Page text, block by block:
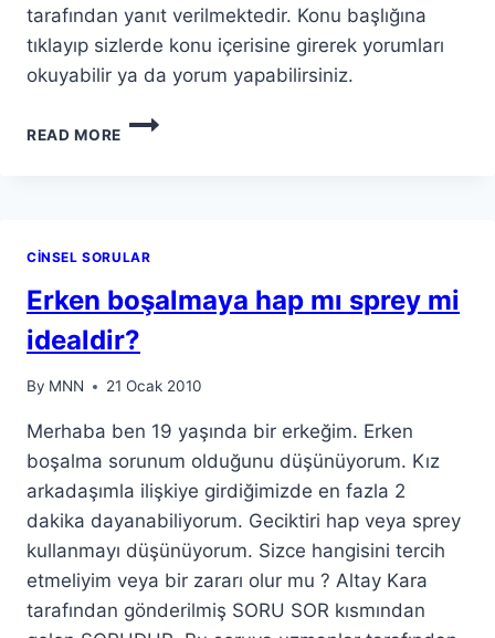
tarafından yanıt verilmektedir. Konu başlığına
tıklayıp sizlerde konu içerisine girerek yorumları
okuyabilir ya da yorum yapabilirsiniz.
READ MORE
CINSEL SORULAR
Erken boşalmaya hap mı sprey mi
idealdir?
By MNN 21 Ocak 2010
Merhaba ben 19 yaşında bir erkeğim. Erken
boşalma sorunum olduğunu düşünüyorum. Kız
arkadaşımla ilişkiye girdiğimizde en fazla 2
dakika dayanabiliyorum. Geciktiri hap veya sprey
kullanmayı düşünüyorum. Sizce hangisini tercih
etmeliyim veya bir zararı olur mu ? Altay Kara
tarafından gönderilmiş SORU SOR kısmından